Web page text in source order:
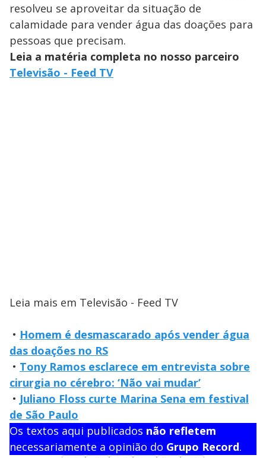
resolveu se aproveitar da situação de
calamidade para vender água das doações para
pessoas que precisam.
Leia a matéria completa no nosso parceiro
Televisão - Feed TV
Leia mais em Televisão - Feed TV
• Homem é desmascarado após vender água
das doações no RS
• Tony Ramos esclarece em entrevista sobre
cirurgia no cérebro: ‘Não vai mudar’
• Juliano Floss curte Marina Sena em festival
de São Paulo
Os textos aqui publicados não refletem
necessariamente a opinião do Grupo Record.